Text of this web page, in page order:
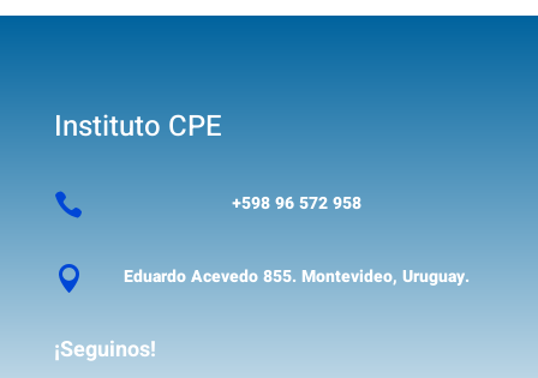
Instituto CPE
 +598 96 572 958
 Eduardo Acevedo 855. Montevideo, Uruguay.
¡Seguinos!